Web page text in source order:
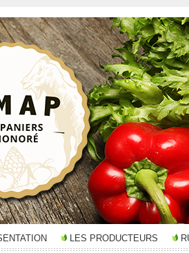
LES PRODUCTEURS